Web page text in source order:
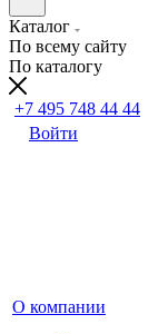
Каталог
По всему сайту
По каталогу
+7 495 748 44 44
Войти
О компании